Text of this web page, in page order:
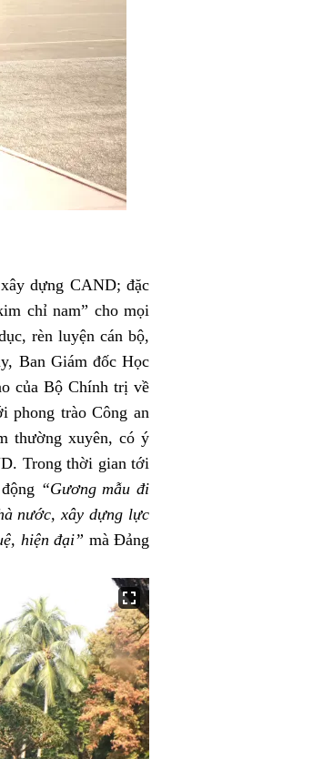
dựng CAND; đặc
chỉ nam” cho mọi
rèn luyện cán bộ,
Ban Giám đốc Học
của Bộ Chính trị về
phong trào Công an
thường xuyên, có ý
Trong thời gian tới
“Gương mẫu đi
nước, xây dựng lực
hiện đại” mà Đảng